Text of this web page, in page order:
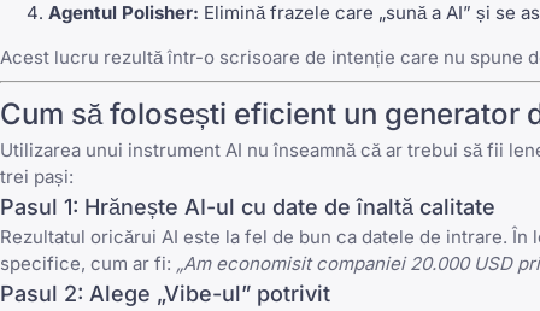
Agentul Polisher: Elimină frazele care „sună a AI” și se
Acest lucru rezultă într-o scrisoare de intenție care nu spune
Cum să folosești eficient un
Utilizarea unui instrument AI nu înseamnă că ar trebui să fii
trei pași:
Pasul 1: Hrănește AI-ul cu date de înaltă calitate
Rezultatul oricărui AI este la fel de bun ca datele de intrare.
specifice, cum ar fi: „Am economisit companiei 20.000 USD
Pasul 2: Alege „Vibe-ul” potrivit